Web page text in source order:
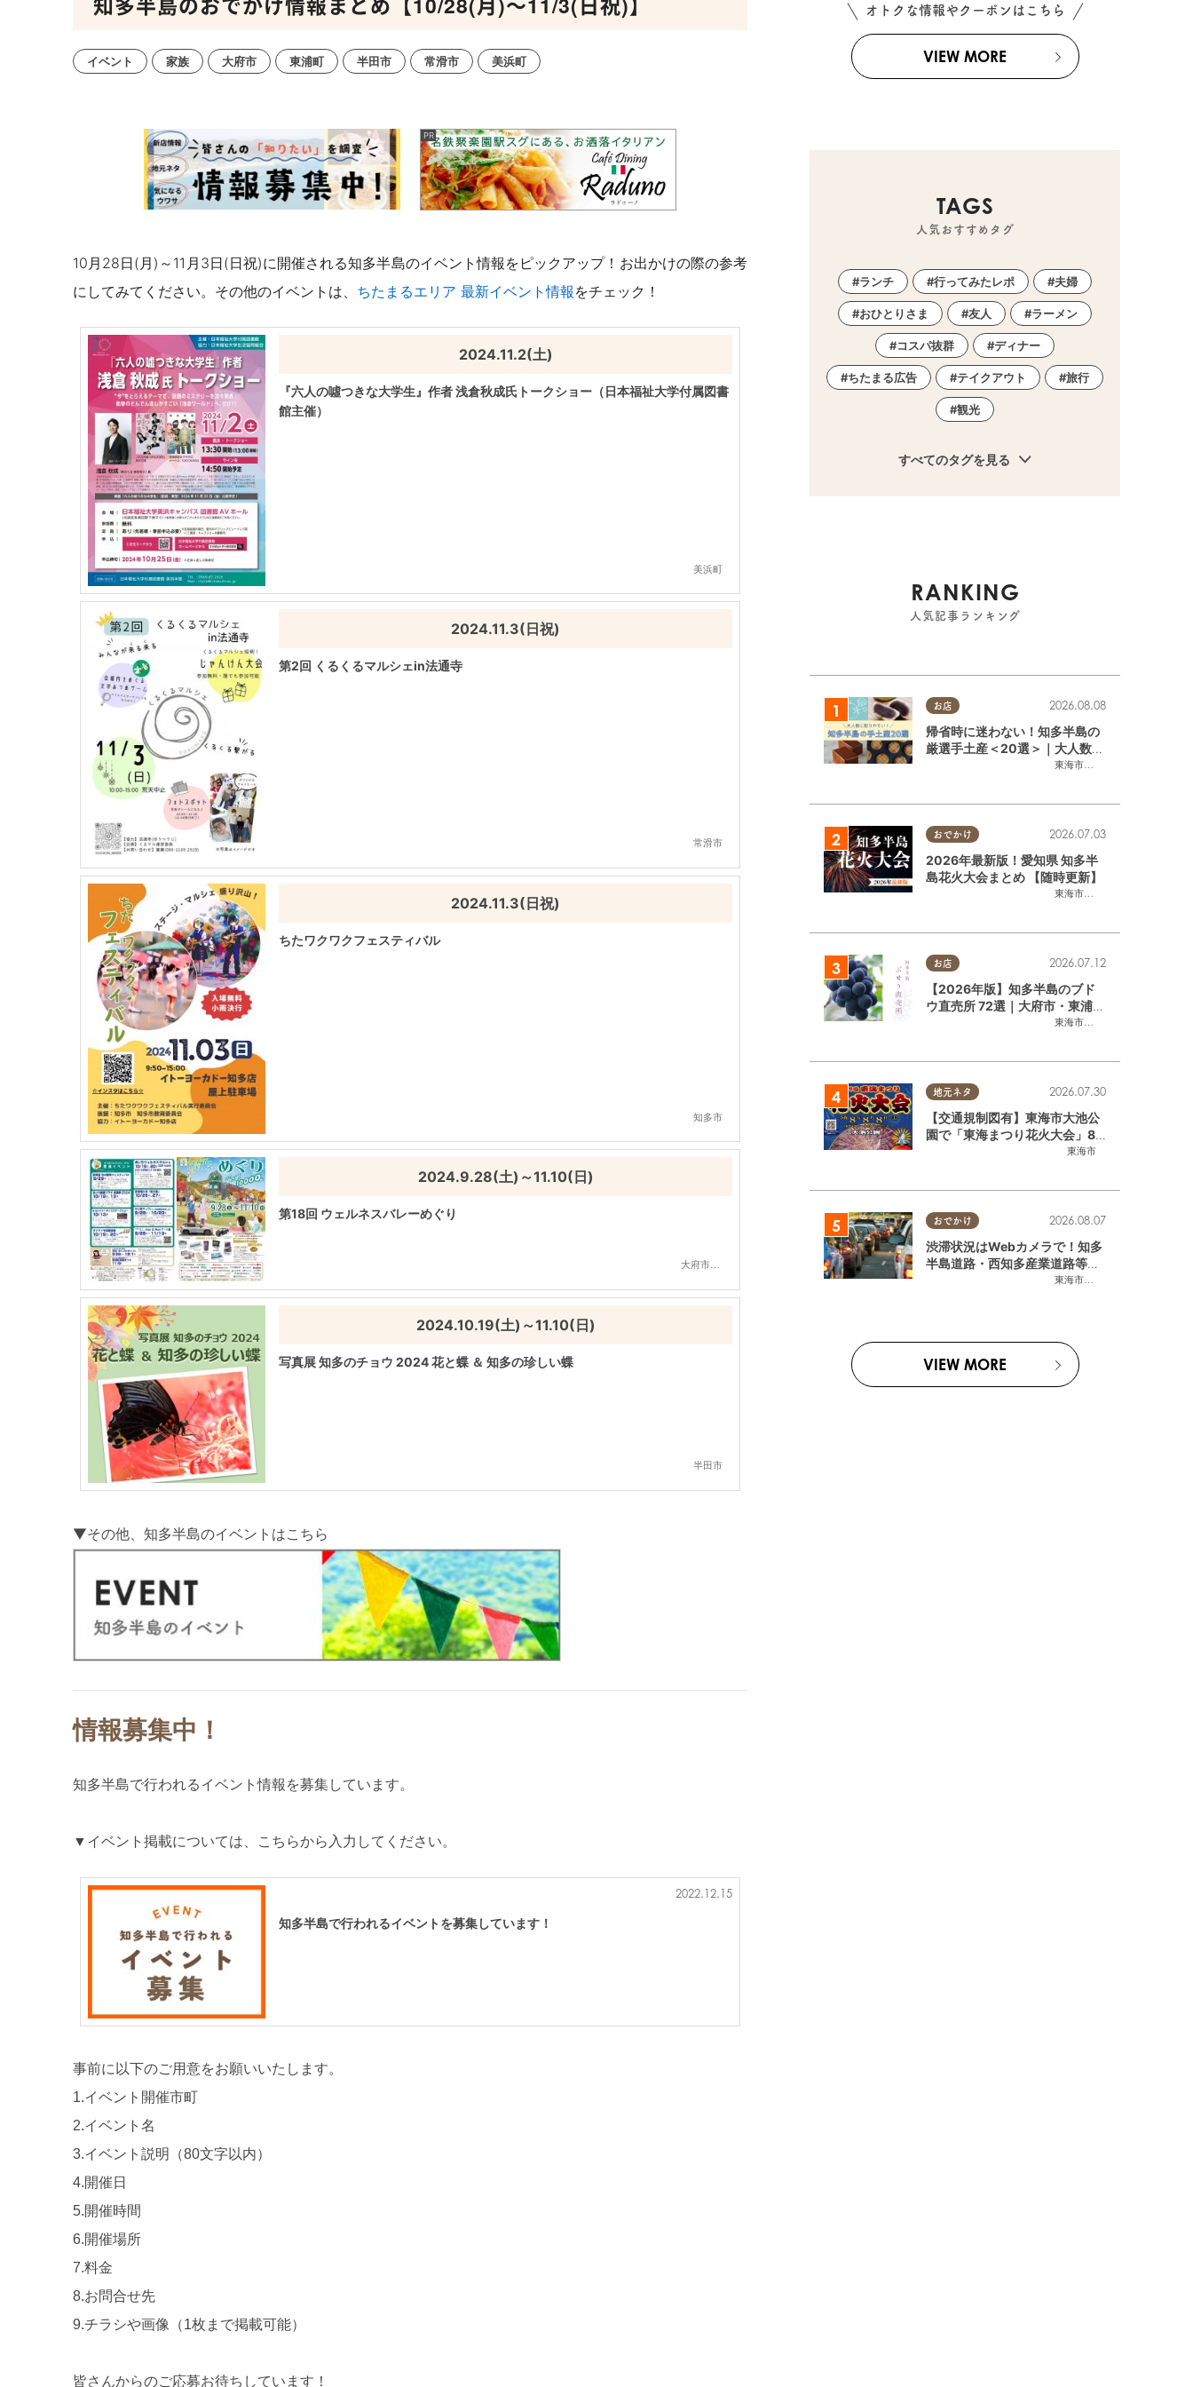
イベント 家族 大府市 東浦町 半田市 常滑市 美浜町
10月28日(月)～11月3日(日祝)に開催される知多半島のイベント情報をピックアップ！お出かけの際の参考
にしてみてください。その他のイベントは、 ちたまるエリア 最新イベント情報 をチェック！
美浜町
2024.11.2(土)
『六人の噓つきな大学生』作者 浅倉秋成氏トークショー（日本福祉大学付属図書
館主催）
常滑市
2024.11.3(日祝)
第2回 くるくるマルシェin法通寺
知多市
2024.11.3(日祝)
ちたワクワクフェスティバル
大府市,東浦町
2024.9.28(土)～11.10(日)
第18回 ウェルネスバレーめぐり
半田市
2024.10.19(土)～11.10(日)
写真展 知多のチョウ 2024 花と蝶 ＆ 知多の珍しい蝶
▼その他、知多半島のイベントはこち ら
情報募集中！
知多半島で行われるイベント情報を募集しています。
▼イベント掲載については、こちらから入力してください。
2022.12.15
知多半島で行われるイベントを募集しています！
事前に以下のご用意をお願いいたします。
1.イベント開催市町
2.イベント名
3.イベント説明（80文字以内）
4.開催日
5.開催時間
6.開催場所
7.料金
8.お問合せ先
9.チラシや画像（1枚まで掲載可能）
皆さんからのご応募お待ちしています！
オトクな情報やクーポンはこちら
VIEW MORE
TAGS
人気おすすめタグ
ランチ 行ってみたレポ 夫婦
おひとりさま 友人 ラーメン
コスパ抜群 ディナー
ちたまる広告 テイクアウト 旅行
観光
すべてのタグを見る
RANKING
人気記事ランキング
お店
東海市
,大府市
2026.08.08
帰省時に迷わない！知多半島の
厳選手土産＜20選＞｜大人数に
配りやすい個包装ギフト
おでかけ
東海市
,大府市
2026.07.03
2026年最新版！愛知県 知多半
島花火大会まとめ 【随時更新】
お店
東海市
,大府市
2026.07.12
【2026年版】知多半島のブド
ウ直売所 72選｜大府市・東浦町
ほかエリア別に一挙紹介
地元ネタ
東海市
2026.07.30
【交通規制図有】東海市大池公
園で「東海まつり花火大会」8/
8(土)に開催｜購入方法や駐車場
おでかけ
東海市
,大府市
2026.08.07
渋滞状況はWebカメラで！知多
半島道路・西知多産業道路等の
VIEW MORE